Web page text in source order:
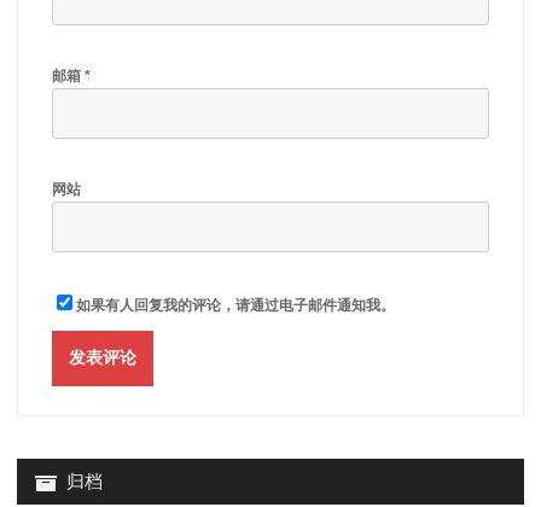
邮箱 *
网站
如果有人回复我的评论，请通过电子邮件通知我。
归档